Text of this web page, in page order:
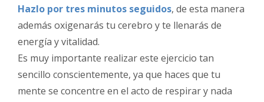
Hazlo por tres minutos seguidos, de esta manera
además oxigenarás tu cerebro y te llenarás de
energía y vitalidad.
Es muy importante realizar este ejercicio tan
sencillo conscientemente, ya que haces que tu
mente se concentre en el acto de respirar y nada